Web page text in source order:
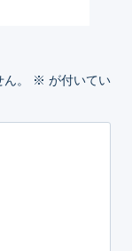
。 ※ が付いてい